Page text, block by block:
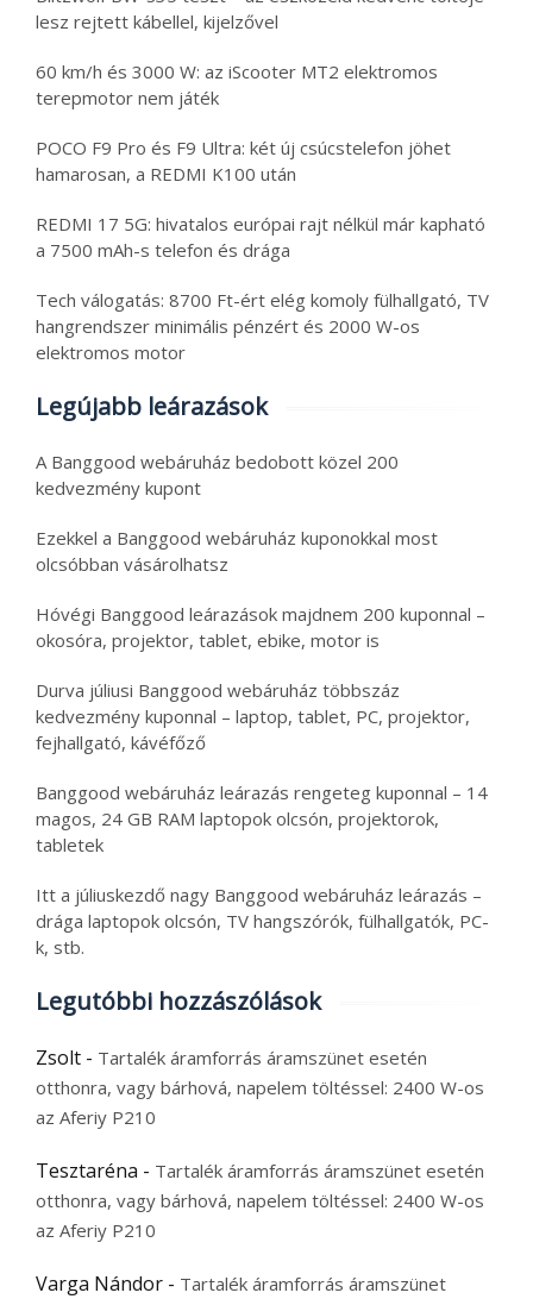
lesz rejtett kábellel, kijelzővel
60 km/h és 3000 W: az iScooter MT2 elektromos
terepmotor nem játék
POCO F9 Pro és F9 Ultra: két új csúcstelefon jöhet
hamarosan, a REDMI K100 után
REDMI 17 5G: hivatalos európai rajt nélkül már kapható
a 7500 mAh-s telefon és drága
Tech válogatás: 8700 Ft-ért elég komoly fülhallgató, TV
hangrendszer minimális pénzért és 2000 W-os
elektromos motor
Legújabb leárazások
A Banggood webáruház bedobott közel 200
kedvezmény kupont
Ezekkel a Banggood webáruház kuponokkal most
olcsóbban vásárolhatsz
Hóvégi Banggood leárazások majdnem 200 kuponnal –
okosóra, projektor, tablet, ebike, motor is
Durva júliusi Banggood webáruház többszáz
kedvezmény kuponnal – laptop, tablet, PC, projektor,
fejhallgató, kávéfőző
Banggood webáruház leárazás rengeteg kuponnal – 14
magos, 24 GB RAM laptopok olcsón, projektorok,
tabletek
Itt a júliuskezdő nagy Banggood webáruház leárazás –
drága laptopok olcsón, TV hangszórók, fülhallgatók, PC-
k, stb.
Legutóbbi hozzászólások
Zsolt - Tartalék áramforrás áramszünet esetén
otthonra, vagy bárhová, napelem töltéssel: 2400 W-os
az Aferiy P210
Tesztaréna - Tartalék áramforrás áramszünet esetén
otthonra, vagy bárhová, napelem töltéssel: 2400 W-os
az Aferiy P210
Varga Nándor - Tartalék áramforrás áramszünet